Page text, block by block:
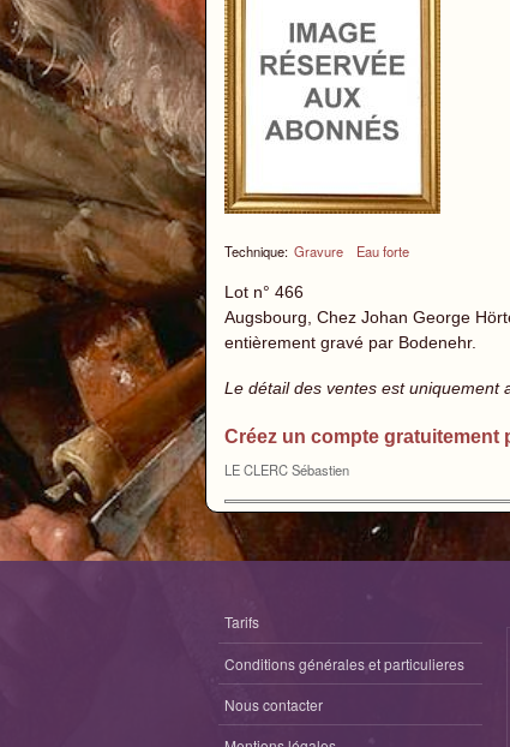
Technique: Gravure Eau forte
Lot n° 466
Augsbourg, Chez Johan George
entièrement gravé par Bodenehr.
Le détail des ventes est uniquement
Créez un compte gratuitement
LE CLERC Sébastien
Tarifs
Conditions générales et particulieres
Nous contacter